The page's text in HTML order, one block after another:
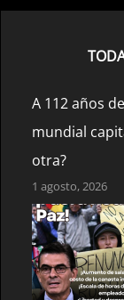
A 112 años
mundial
otra?
1 agosto, 2026